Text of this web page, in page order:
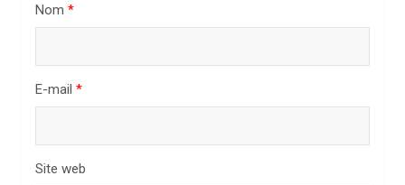
Nom *
E-mail *
Site web